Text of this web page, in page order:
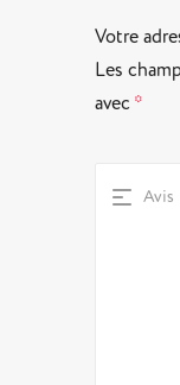
Votre
Les
avec *